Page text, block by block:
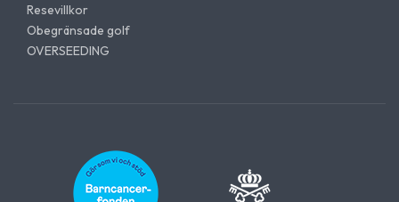
Resevillkor
Obegränsade golf
OVERSEEDING